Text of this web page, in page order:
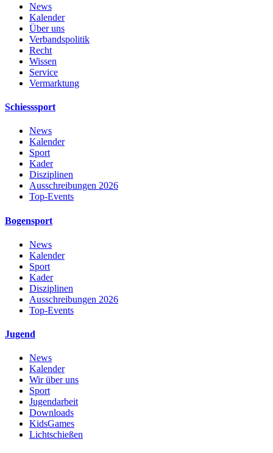
News
Kalender
Über uns
Verbandspolitik
Recht
Wissen
Service
Vermarktung
Schiesssport
News
Kalender
Sport
Kader
Disziplinen
Ausschreibungen 2026
Top-Events
Bogensport
News
Kalender
Sport
Kader
Disziplinen
Ausschreibungen 2026
Top-Events
Jugend
News
Kalender
Wir über uns
Sport
Jugendarbeit
Downloads
KidsGames
Lichtschießen